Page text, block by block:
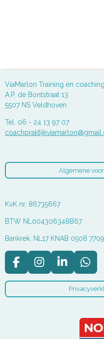
ViaMarlon Training en coaching
A.P. de Bontstraat 13
5507 NS Veldhoven
Tel. 06 - 24 13 97 07
Algemene
KvK nr. 86735667
BTW NL004306348B67
Bankrek. NL17 KNAB 0508
F
e
I
t
L
k
W
a
t
A
p